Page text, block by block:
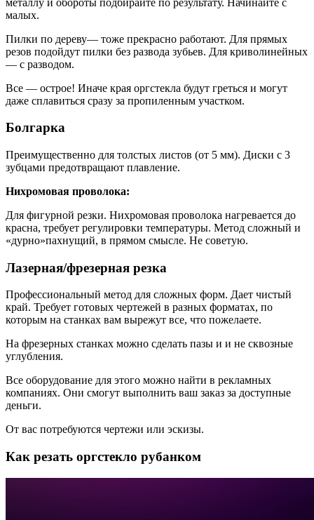
малых.
Пилки по дереву— тоже прекрасно работают. Для прямых
резов подойдут пилки без развода зубьев. Для криволинейных
— с разводом.
Все — острое! Иначе края оргстекла будут греться и могут
даже сплавиться сразу за пропиленным участком.
Болгарка
Преимущественно для толстых листов (от 5 мм). Диски с 3
зубцами предотвращают плавление.
Нихромовая проволока:
Для фигурной резки. Нихромовая проволока нагревается до
красна, требует регулировки температуры. Метод сложный и
«дурно»пахнущий, в прямом смысле. Не советую.
Лазерная/фрезерная резка
Профессиональный метод для сложных форм. Дает чистый
край. Требует готовых чертежей в разных форматах, по
которым на станках вам вырежут все, что пожелаете.
На фрезерных станках можно сделать пазы и и не сквозные
углубления.
Все оборудование для этого можно найти в рекламных
компаниях. Они смогут выполнить ваш заказ за доступные
деньги.
От вас потребуются чертежи или эскизы.
Как резать оргстекло рубанком